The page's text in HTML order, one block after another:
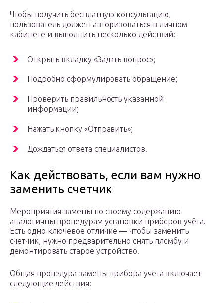
Чтобы получить бесплатную консультацию,
пользователь должен авторизоваться в личном
кабинете и выполнить несколько действий:
Открыть вкладку «Задать вопрос»;
Подробно сформулировать обращение;
Проверить правильность указанной
информации;
Нажать кнопку «Отправить»;
Дождаться ответа специалистов.
Как действовать, если вам нужно
заменить счетчик
Мероприятия замены по своему содержанию
аналогичны процедурам установки приборов учёта.
Есть одно ключевое отличие — чтобы заменить
счетчик, нужно предварительно снять пломбу и
демонтировать старое устройство.
Общая процедура замены прибора учета включает
следующие действия: